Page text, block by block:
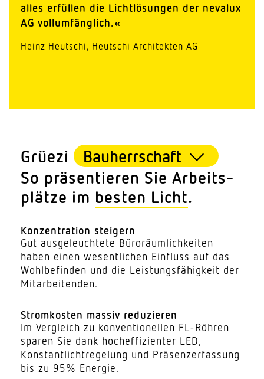
alles erfüllen die Licht­lö­sungen der nevalux
AG vollumfänglich.«
Heinz Heutschi, Heutschi Archi­tekten AG
Grüezi
So präsen­tieren Sie Arbeits­
plätze im besten Licht.
Konzen­tration steigern
Gut ausge­leuchtete Büro­räum­lich­keiten
haben einen wesent­lichen Einfluss auf das
Wohl­be­finden und die Leis­tungs­fä­higkeit der
Mitarbeitenden.
Strom­kosten massiv reduzieren
Im Vergleich zu konven­tio­nellen FL-Röhren
sparen Sie dank hoch­ef­fi­zi­enter LED,
Konstant­licht­re­gelung und Präsen­zer­fassung
bis zu 95% Energie.